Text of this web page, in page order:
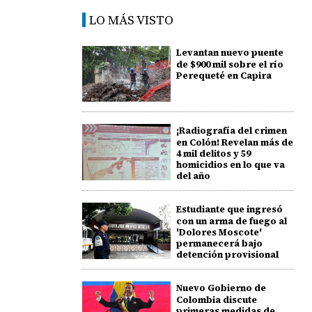
LO MÁS VISTO
Levantan nuevo puente
de $900 mil sobre el río
Perequeté en Capira
¡Radiografía del crimen
en Colón! Revelan más de
4 mil delitos y 59
homicidios en lo que va
del año
Estudiante que ingresó
con un arma de fuego al
'Dolores Moscote'
permanecerá bajo
detención provisional
Nuevo Gobierno de
Colombia discute